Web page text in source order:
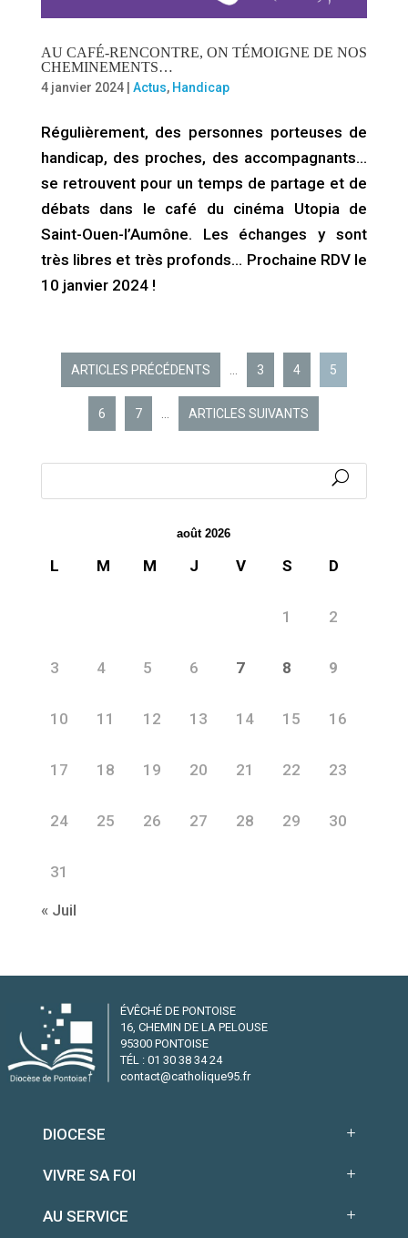
AU CAFÉ-RENCONTRE, ON TÉMOIGNE DE NOS
CHEMINEMENTS…
4 janvier 2024| Actus, Handicap
Régulièrement, des personnes porteuses de
handicap, des proches, des accompagnants…
se retrouvent pour un temps de partage et de
débats dans le café du cinéma Utopia de
Saint-Ouen-l’Aumône. Les échanges y sont
très libres et très profonds… Prochaine RDV le
10 janvier 2024 !
ARTICLES PRÉCÉDENTS 3 4 5
6 7 ARTICLES SUIVANTS
août 2026
L M M J V S D
1 2
3 4 5 6 7 8 9
10 11 12 13 14 15 16
17 18 19 20 21 22 23
24 25 26 27 28 29 30
31
« Juil
ÉVÊCHÉ DE PONTOISE
16, CHEMIN DE LA PELOUSE
95300 PONTOISE
TÉL : 01 30 38 34 24
contact@catholique95.fr
DIOCESE
VIVRE SA FOI
AU SERVICE